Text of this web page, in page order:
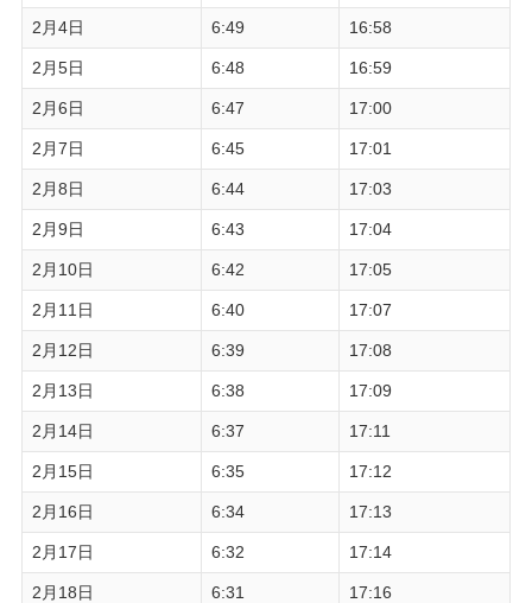
2月4日 6:49 16:58
2月5日 6:48 16:59
2月6日 6:47 17:00
2月7日 6:45 17:01
2月8日 6:44 17:03
2月9日 6:43 17:04
2月10日 6:42 17:05
2月11日 6:40 17:07
2月12日 6:39 17:08
2月13日 6:38 17:09
2月14日 6:37 17:11
2月15日 6:35 17:12
2月16日 6:34 17:13
2月17日 6:32 17:14
2月18日 6:31 17:16